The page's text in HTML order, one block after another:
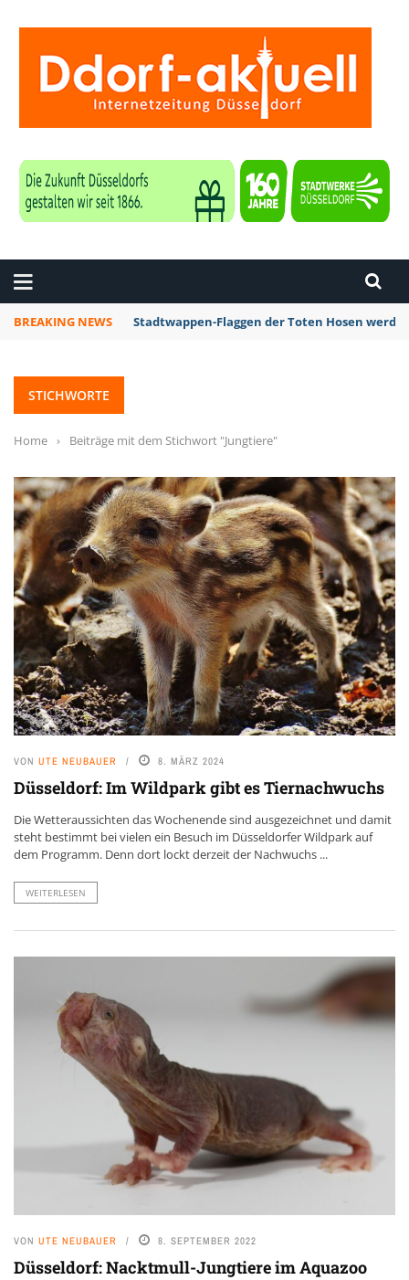
BREAKING NEWS Stadtwappen-Flaggen der Toten Hosen
STICHWORTE
Home › Beiträge mit dem Stichwort "Jungtiere"
VON UTE NEUBAUER 8. MÄRZ 2024
Düsseldorf: Im Wildpark gibt es Tiernachwuchs
Die Wetteraussichten das Wochenende sind ausgezeichnet und damit
steht bestimmt bei vielen ein Besuch im Düsseldorfer Wildpark auf
dem Programm. Denn dort lockt derzeit der Nachwuchs ...
WEITERLESEN
VON UTE NEUBAUER 8. SEPTEMBER 2022
Düsseldorf: Nacktmull-Jungtiere im Aquazoo